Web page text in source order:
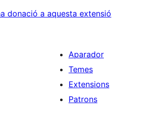
donació a aquesta extensió
Aparador
Temes
Extensions
Patrons